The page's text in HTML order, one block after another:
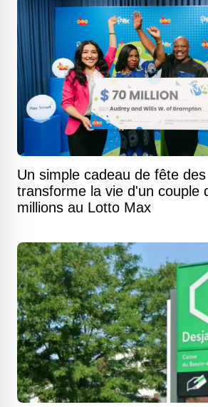
Un simple cadeau de fête
transforme la vie d'un couple
millions au Lotto Max